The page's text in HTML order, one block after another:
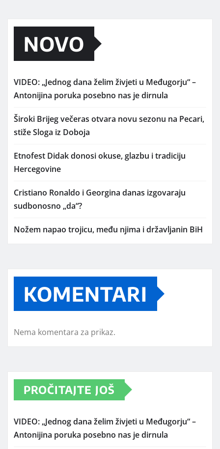
NOVO
VIDEO: „Jednog dana želim živjeti u Međugorju“ –
Antonijina poruka posebno nas je dirnula
Široki Brijeg večeras otvara novu sezonu na Pecari,
stiže Sloga iz Doboja
Etnofest Didak donosi okuse, glazbu i tradiciju
Hercegovine
Cristiano Ronaldo i Georgina danas izgovaraju
sudbonosno „da“?
Nožem napao trojicu, među njima i državljanin BiH
KOMENTARI
Nema komentara za prikaz.
PROČITAJTE JOŠ
VIDEO: „Jednog dana želim živjeti u Međugorju“ –
Antonijina poruka posebno nas je dirnula